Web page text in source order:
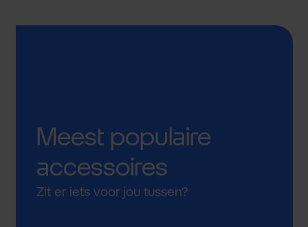
Meest populaire
accessoires
Zit er iets voor jou tussen?